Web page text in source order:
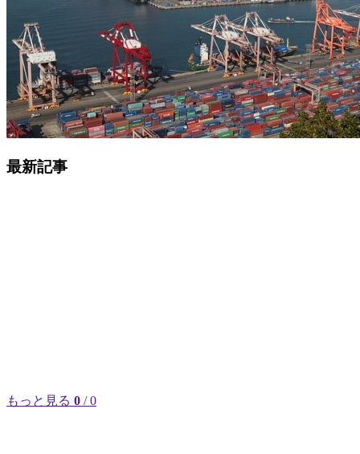
最新記事
もっと見る 0 / 0